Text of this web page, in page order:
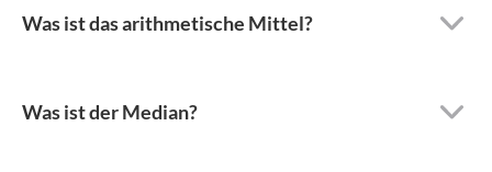
Was ist das arithmetische Mittel?
Was ist der Median?